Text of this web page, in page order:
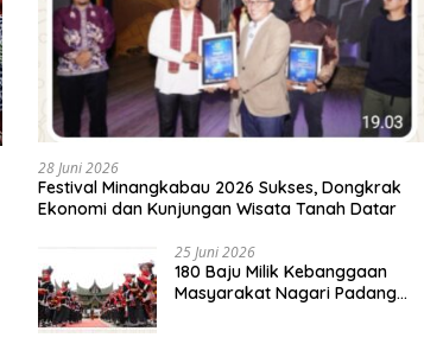
28 Juni 2026
Festival Minangkabau 2026 Sukses, Dongkrak
Ekonomi dan Kunjungan Wisata Tanah Datar
25 Juni 2026
180 Baju Milik Kebanggaan
Masyarakat Nagari Padang